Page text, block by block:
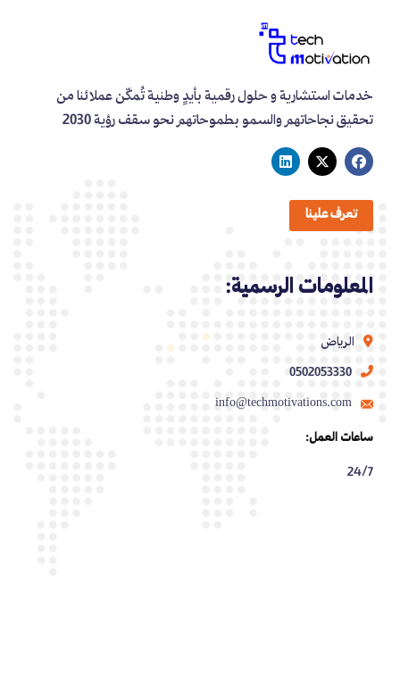
خدمات استشارية و حلول رقمية بأيدٍ وطنية تُمكّن عملائنا من
تحقيق نجاحاتهم والسمو بطموحاتهم نحو سقف رؤية 2030
تعرف علينا
المعلومات الرسمية:
الرياض
0502053330
info@techmotivations.com
ساعات العمل:
24/7